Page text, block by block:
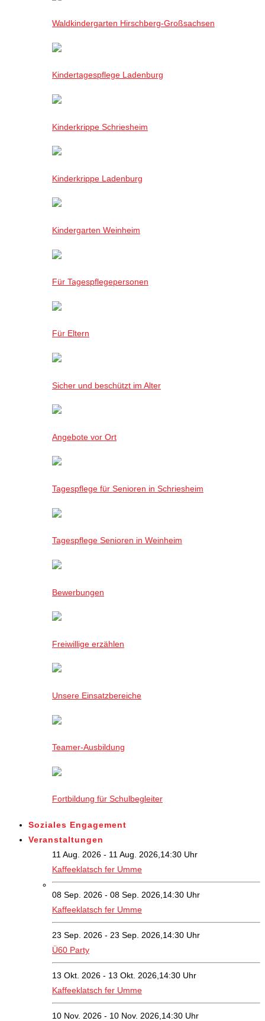
Waldkindergarten Hirschberg-Großsachsen
Kindertagespflege Ladenburg
Kinderkrippe Schriesheim
Kinderkrippe Ladenburg
Kindergarten Weinheim
Für Tagespflegepersonen
Für Eltern
Sicher und beschützt im Alter
Angebote vor Ort
Tagespflege für Senioren in Schriesheim
Tagespflege Senioren in Weinheim
Bewerbungen
Freiwillige erzählen
Unsere Einsatzbereiche
Teamer-Ausbildung
Fortbildung für Schulbegleiter
Soziales Engagement
Veranstaltungen
11 Aug. 2026 - 11 Aug. 2026,14:30 Uhr
Kaffeeklatsch fer Umme
08 Sep. 2026 - 08 Sep. 2026,14:30 Uhr
Kaffeeklatsch fer Umme
23 Sep. 2026 - 23 Sep. 2026,14:30 Uhr
Ü60 Party
13 Okt. 2026 - 13 Okt. 2026,14:30 Uhr
Kaffeeklatsch fer Umme
10 Nov. 2026 - 10 Nov. 2026,14:30 Uhr